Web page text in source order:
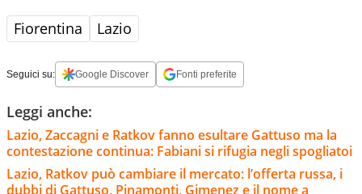
Fiorentina Lazio
Seguici su: Google Discover Fonti preferite
Leggi anche:
Lazio, Zaccagni e Ratkov fanno esultare Gattuso ma la
contestazione continua: Fabiani si rifugia negli spogliatoi
Lazio, Ratkov può cambiare il mercato: l’offerta russa, i
dubbi di Gattuso, Pinamonti, Gimenez e il nome a